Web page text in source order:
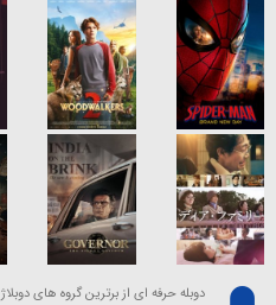
دوبله حرفه ای از برترین گروه های دوبلاژ